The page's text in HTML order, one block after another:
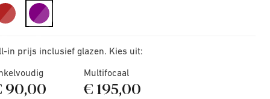
selected
in prijs inclusief glazen. Kies uit:
90,00
Multifocaal
€ 195,00